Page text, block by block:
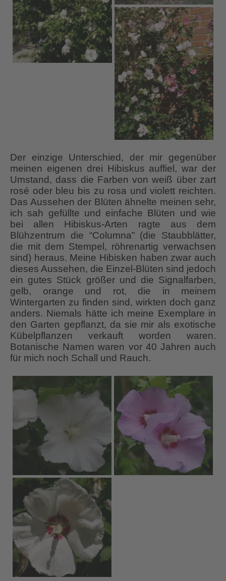
Der einzige Unterschied, der mir gegenüber
meinen eigenen drei Hibiskus auffiel, war der
Umstand, dass die Farben von weiß über zart
rosé oder bleu bis zu rosa und violett reichten.
Das Aussehen der Blüten ähnelte meinen sehr,
ich sah gefüllte und einfache Blüten und wie
bei allen Hibiskus-Arten ragte aus dem
Blühzentrum die “Columna” (die Staubblätter,
die mit dem Stempel, röhrenartig verwachsen
sind) heraus. Meine Hibisken haben zwar auch
dieses Aussehen, die Einzel-Blüten sind jedoch
ein gutes Stück größer und die Signalfarben,
gelb, orange und rot, die in meinem
Wintergarten zu finden sind, wirkten doch ganz
anders. Niemals hätte ich meine Exemplare in
den Garten gepflanzt, da sie mir als exotische
Kübelpflanzen verkauft worden waren.
Botanische Namen waren vor 40 Jahren auch
für mich noch Schall und Rauch.